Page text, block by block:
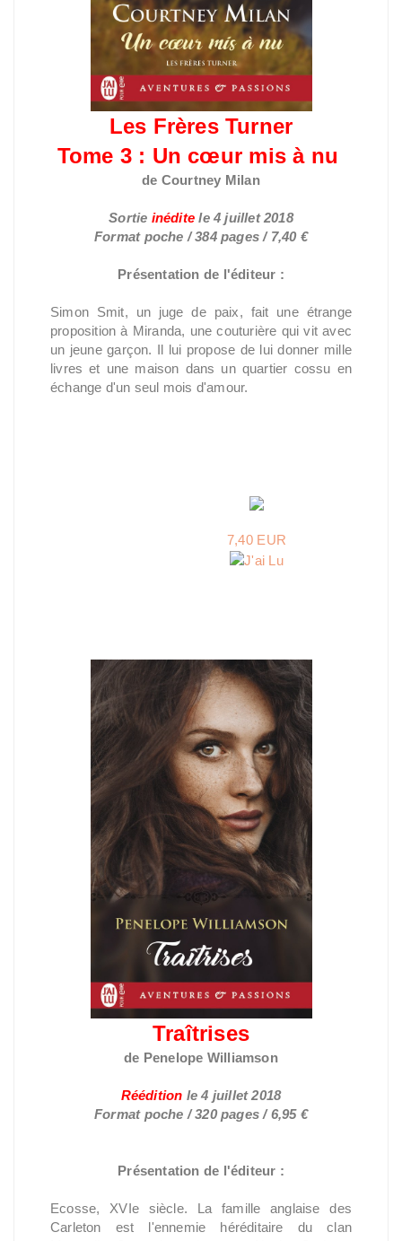
Les Frères Turner
Tome 3 : Un cœur mis à nu
de Courtney Milan
Sortie inédite le 4 juillet 2018
Format poche / 384 pages / 7,40 €
Présentation de l'éditeur :
Simon Smit, un juge de paix, fait une étrange
proposition à Miranda, une couturière qui vit avec
un jeune garçon. Il lui propose de lui donner mille
livres et une maison dans un quartier cossu en
échange d'un seul mois d'amour.
7,40 EUR
Traîtrises
de Penelope Williamson
Réédition le 4 juillet 2018
Format poche / 320 pages / 6,95 €
Présentation de l'éditeur :
Ecosse, XVIe siècle. La famille anglaise des
Carleton est l'ennemie héréditaire du clan